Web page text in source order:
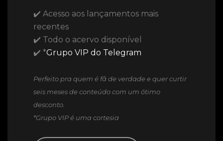
✔️ Acesso aos lançamentos mais
recentes
✔️ Todo o acervo disponível
✔️ *Grupo VIP do Telegram
Perfeito pra quem é fã de verdade e quer curtir
seis meses de conteúdo com um ótimo
desconto.
*Grupo VIP é uma cortesia